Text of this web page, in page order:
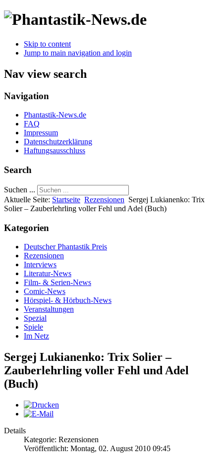
Skip to content
Jump to main navigation and login
Nav view search
Navigation
Phantastik-News.de
FAQ
Impressum
Datenschutzerklärung
Haftungsausschluss
Search
Suchen ...
Aktuelle Seite: Startseite Rezensionen Sergej Lukianenko: Trix
Solier – Zauberlehrling voller Fehl und Adel (Buch)
Kategorien
Deutscher Phantastik Preis
Rezensionen
Interviews
Literatur-News
Film- & Serien-News
Comic-News
Hörspiel- & Hörbuch-News
Veranstaltungen
Spezial
Spiele
Im Netz
Sergej Lukianenko: Trix Solier –
Zauberlehrling voller Fehl und Adel
(Buch)
Details
Kategorie: Rezensionen
Veröffentlicht: Montag, 02. August 2010 09:45